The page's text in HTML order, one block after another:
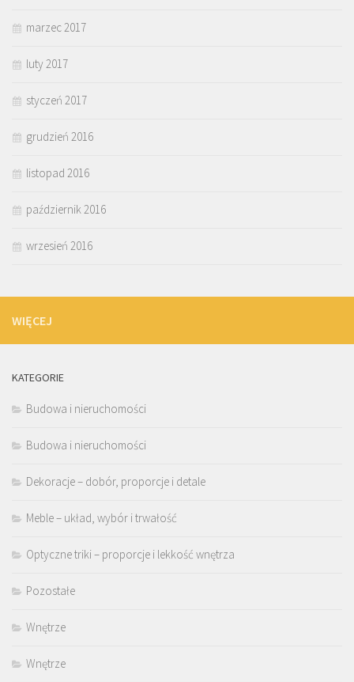
marzec 2017
luty 2017
styczeń 2017
grudzień 2016
listopad 2016
październik 2016
wrzesień 2016
WIĘCEJ
KATEGORIE
Budowa i nieruchomości
Budowa i nieruchomości
Dekoracje – dobór, proporcje i detale
Meble – układ, wybór i trwałość
Optyczne triki – proporcje i lekkość wnętrza
Pozostałe
Wnętrze
Wnętrze